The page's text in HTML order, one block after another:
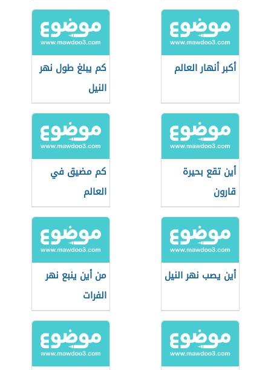
أكبر أنهار العالم
كم يبلغ طول نهر
النيل
أين تقع بحيرة
قارون
كم مضيق في
العالم
أين يصب نهر النيل
من أين ينبع نهر
الفرات